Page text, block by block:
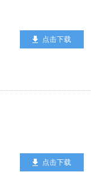
点击下载
点击下载